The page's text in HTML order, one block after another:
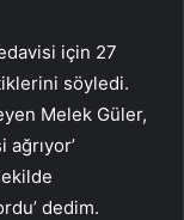
için 27
söyledi.
Melek Güler,
dedim.